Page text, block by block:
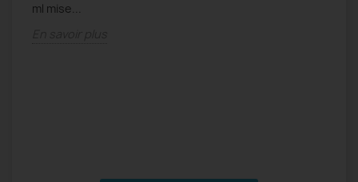
ml mise...